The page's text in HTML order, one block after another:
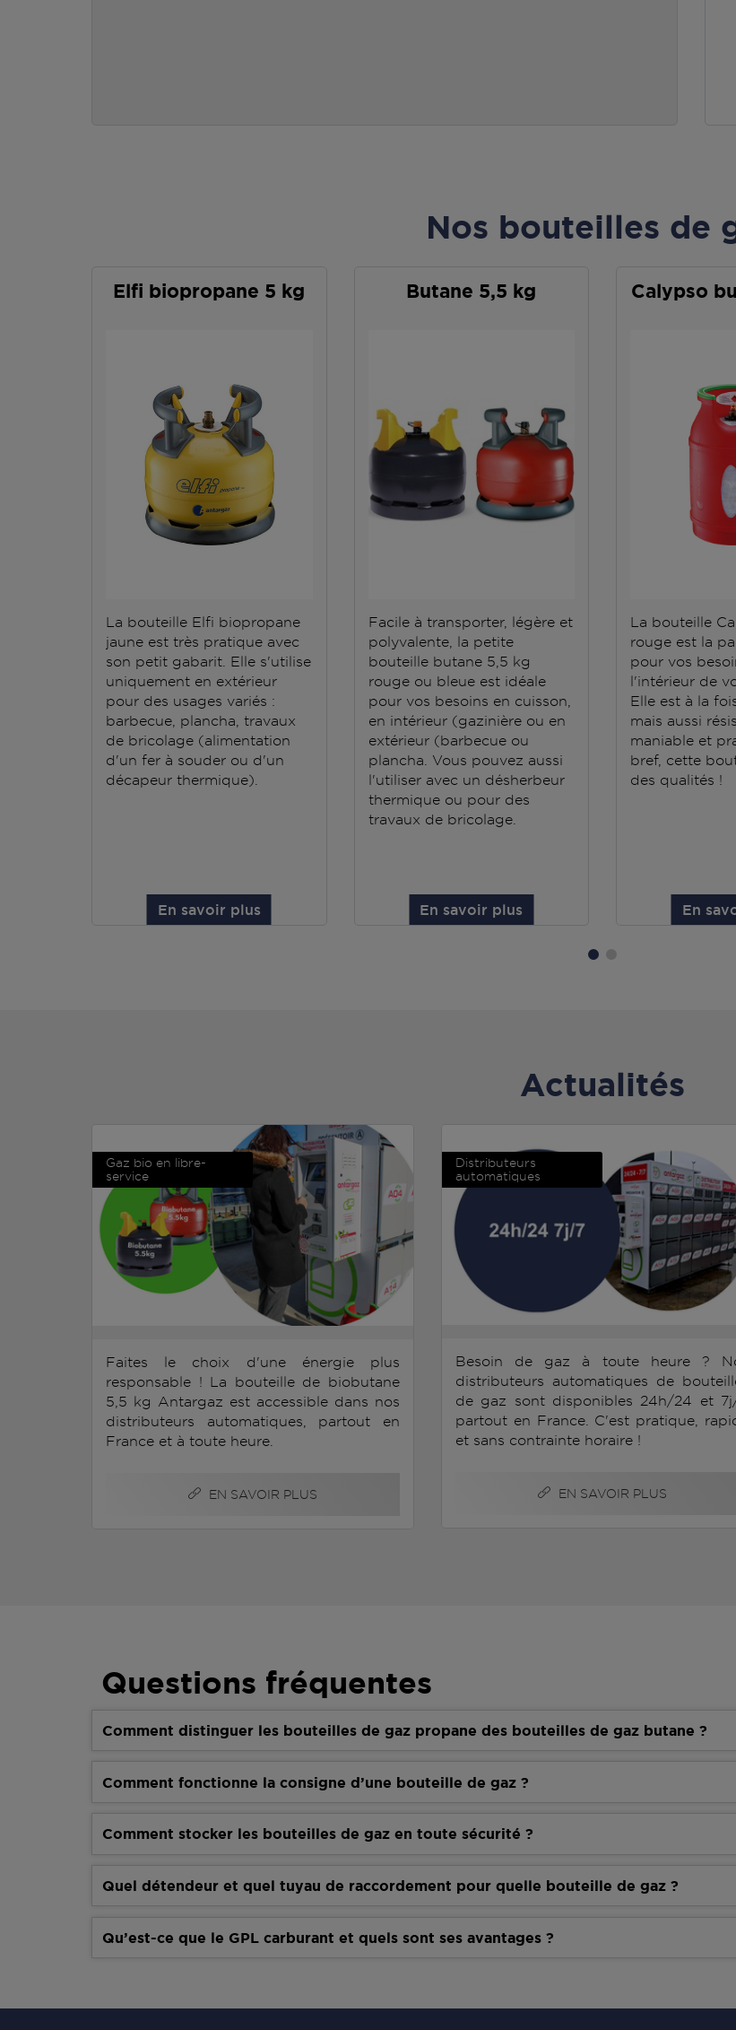
Nos bouteilles de
Elfi biopropane 5 kg
La bouteille Elfi biopropane
jaune est très pratique avec
son petit gabarit. Elle s'utilise
uniquement en extérieur
pour des usages variés :
barbecue, plancha, travaux
de bricolage (alimentation
d'un fer à souder ou d'un
décapeur thermique).
En savoir plus
Butane 5,5 kg
Facile à transporter, légère et
polyvalente, la petite
bouteille butane 5,5 kg
rouge ou bleue est idéale
pour vos besoins en cuisson,
en intérieur (gazinière ou en
extérieur (barbecue ou
plancha. Vous pouvez aussi
l'utiliser avec un désherbeur
thermique ou pour des
travaux de bricolage.
En savoir plus
Calypso
La bouteille
rouge est la
pour vos
l'intérieur de
Elle est à la
mais aussi
maniable et
bref, cette
des qualités !
En
Actualités
Gaz bio en libre-
service
Faites le choix d'une énergie plus
responsable ! La bouteille de biobutane
5,5 kg Antargaz est accessible dans nos
distributeurs automatiques, partout en
France et à toute heure.
EN SAVOIR PLUS
Distributeurs
automatiques
Besoin de gaz à toute heure ?
distributeurs automatiques de
de gaz sont disponibles 24h/24 et 7j/
partout en France. C'est pratique,
et sans contrainte horaire !
EN SAVOIR PLUS
Questions fréquentes
Comment distinguer les bouteilles de gaz propane des bouteilles de gaz butane ?
Comment fonctionne la consigne d’une bouteille de gaz ?
Comment stocker les bouteilles de gaz en toute sécurité ?
Quel détendeur et quel tuyau de raccordement pour quelle bouteille de gaz ?
Qu’est-ce que le GPL carburant et quels sont ses avantages ?